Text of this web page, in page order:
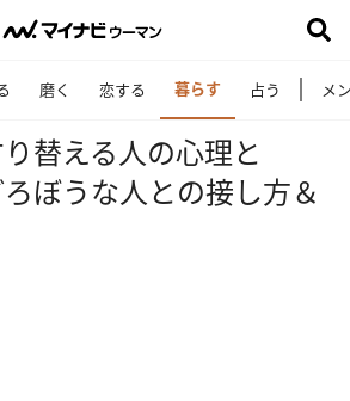
磨く 恋する 暮らす 占う メ
替える人の心理と
ぼうな人との接し方＆